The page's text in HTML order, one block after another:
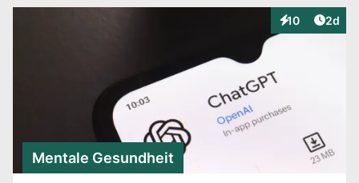
10
Interaktionen
2d
Mentale Gesundheit